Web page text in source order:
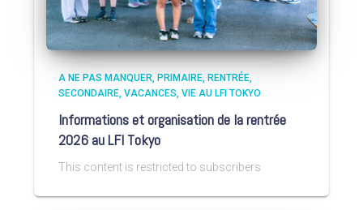
A NE PAS MANQUER PRIMAIRE RENTRÉE
SECONDAIRE VACANCES VIE AU LFI TOKYO
Informations et organisation de la rentrée
2026 au LFI Tokyo
This content is restricted to subscribers